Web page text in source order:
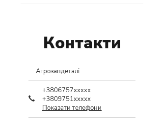
Контакти
Агрозапдеталі
+3806757xxxxx
+3809751xxxxx
Показати телефони